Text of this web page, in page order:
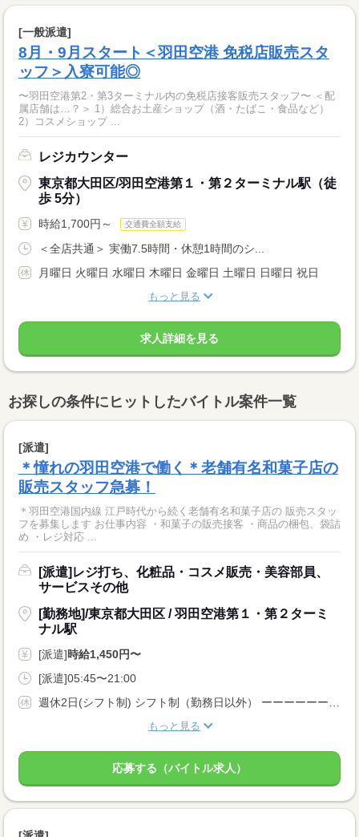
[一般派遣]
8月・9月スタート＜羽田空港 免税店販売スタ
ッフ＞入寮可能◎
〜羽田空港第2・第3ターミナル内の免税店接客販売スタッフ〜 ＜配
属店舗は…？＞ 1）総合お土産ショップ（酒・たばこ・食品など）
2）コスメショップ ...
レジカウンター
東京都大田区/羽田空港第１・第２ターミナル駅（徒
歩 5分）
時給1,700円～ 交通費全額支給
＜全店共通＞ 実働7.5時間・休憩1時間のシ...
月曜日 火曜日 水曜日 木曜日 金曜日 土曜日 日曜日 祝日
もっと見る
求人詳細を見る
お探しの条件にヒットしたバイトル案件一覧
[派遣]
＊憧れの羽田空港で働く＊老舗有名和菓子店の
販売スタッフ急募！
＊羽田空港国内線 江戸時代から続く老舗有名和菓子店の 販売スタッ
フを募集します お仕事内容 ・和菓子の販売接客 ・商品の梱包、袋詰
め ・レジ対応 ...
[派遣]レジ打ち、化粧品・コスメ販売・美容部員、
サービスその他
[勤務地]/東京都大田区 / 羽田空港第１・第２ターミ
ナル駅
[派遣]時給1,450円〜
[派遣]05:45〜21:00
もっと見る
応募する（バイトル求人）